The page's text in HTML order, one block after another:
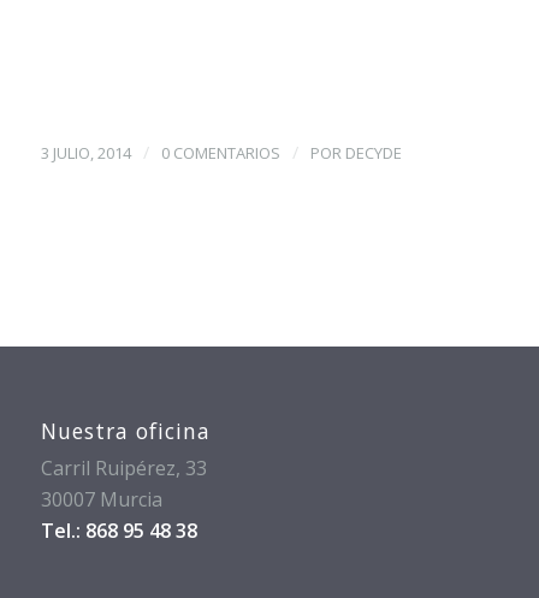
3 JULIO, 2014 / 0 COMENTARIOS / POR DECYDE
Nuestra oficina
Carril Ruipérez, 33
30007 Murcia
Tel.: 868 95 48 38